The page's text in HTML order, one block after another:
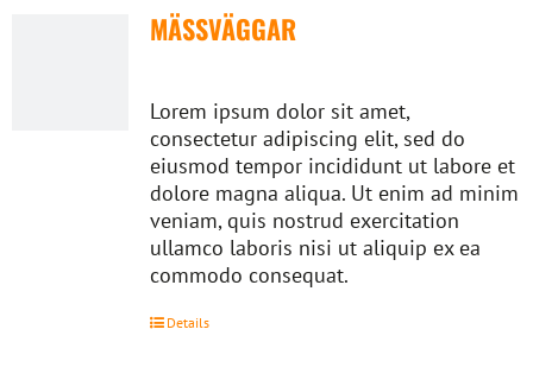
MÄSSVÄGGAR
Lorem ipsum dolor sit amet,
consectetur adipiscing elit, sed do
eiusmod tempor incididunt ut labore et
dolore magna aliqua. Ut enim ad minim
veniam, quis nostrud exercitation
ullamco laboris nisi ut aliquip ex ea
commodo consequat.
Details